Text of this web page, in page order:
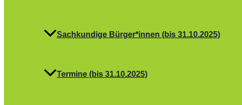
Sachkundige Bürger*innen (bis 31.10.2025)
Termine (bis 31.10.2025)